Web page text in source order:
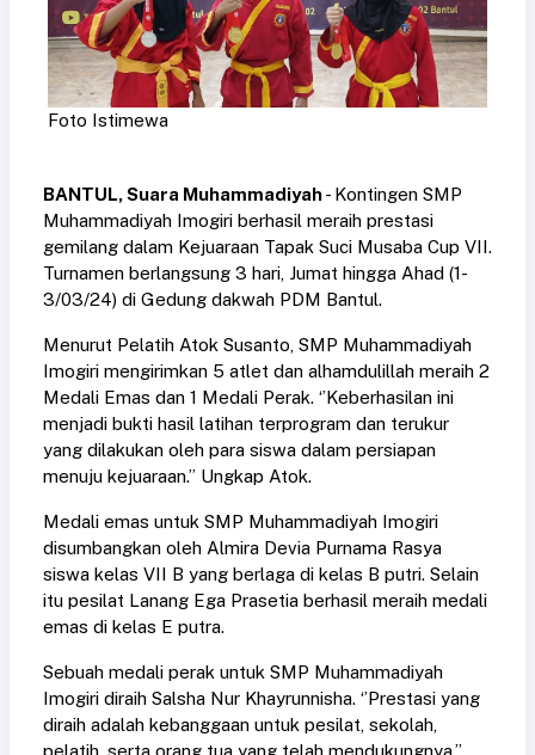
Foto Istimewa
BANTUL, Suara Muhammadiyah- Kontingen SMP
Muhammadiyah Imogiri berhasil meraih prestasi
gemilang dalam Kejuaraan Tapak Suci Musaba Cup VII.
Turnamen berlangsung 3 hari, Jumat hingga Ahad (1-
3/03/24) di Gedung dakwah PDM Bantul.
Menurut Pelatih Atok Susanto, SMP Muhammadiyah
Imogiri mengirimkan 5 atlet dan alhamdulillah meraih 2
Medali Emas dan 1 Medali Perak. ‘’Keberhasilan ini
menjadi bukti hasil latihan terprogram dan terukur
yang dilakukan oleh para siswa dalam persiapan
menuju kejuaraan.’’ Ungkap Atok.
Medali emas untuk SMP Muhammadiyah Imogiri
disumbangkan oleh Almira Devia Purnama Rasya
siswa kelas VII B yang berlaga di kelas B putri. Selain
itu pesilat Lanang Ega Prasetia berhasil meraih medali
emas di kelas E putra.
Sebuah medali perak untuk SMP Muhammadiyah
Imogiri diraih Salsha Nur Khayrunnisha. ‘’Prestasi yang
diraih adalah kebanggaan untuk pesilat, sekolah,
pelatih, serta orang tua yang telah mendukungnya,’’